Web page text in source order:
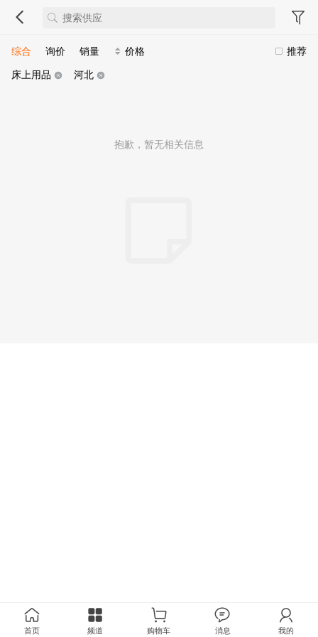
推荐
综合 询价 销量
价格
床上用品
河北
抱歉，暂无相关信息
首页 频道 购物车 消息 我的